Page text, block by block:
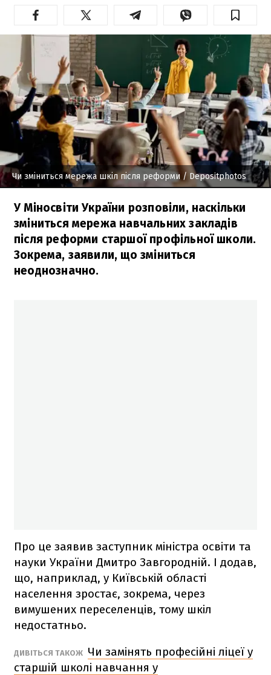
Чи зміниться мережа шкіл після реформи / Depositphotos
У Міносвіти України розповіли, наскільки
зміниться мережа навчальних закладів
після реформи старшої профільної школи.
Зокрема, заявили, що зміниться
неоднозначно.
Про це заявив заступник міністра освіти та
науки України Дмитро Завгородній. І додав,
що, наприклад, у Київській області
населення зростає, зокрема, через
вимушених переселенців, тому шкіл
недостатньо.
ДИВІТЬСЯ ТАКОЖ Чи замінять професійні ліцеї у
старшій школі навчання у